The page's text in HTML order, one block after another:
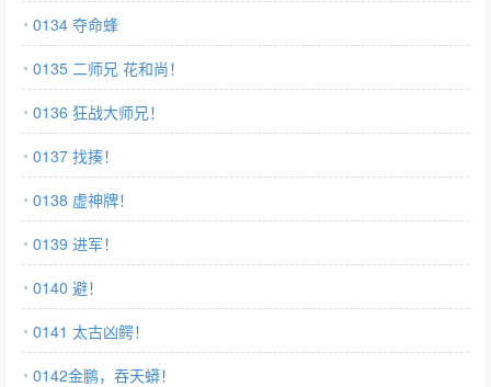
0134 夺命蜂
0135 二师兄 花和尚！
0136 狂战大师兄！
0137 找揍！
0138 虚神牌！
0139 进军！
0140 避！
0141 太古凶鳄！
0142金鹏，吞天蟒！